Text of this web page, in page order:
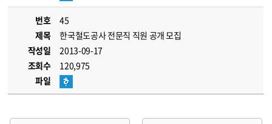
번호
45
제목
한국철도공사 전문직 직원 공개 모집
작성일
2013-09-17
조회수
120,975
파일